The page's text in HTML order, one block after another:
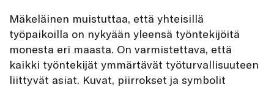
Mäkeläinen muistuttaa, että yhteisillä
työpaikoilla on nykyään yleensä työntekijöitä
monesta eri maasta. On varmistettava, että
kaikki työntekijät ymmärtävät työturvallisuuteen
liittyvät asiat. Kuvat, piirrokset ja symbolit